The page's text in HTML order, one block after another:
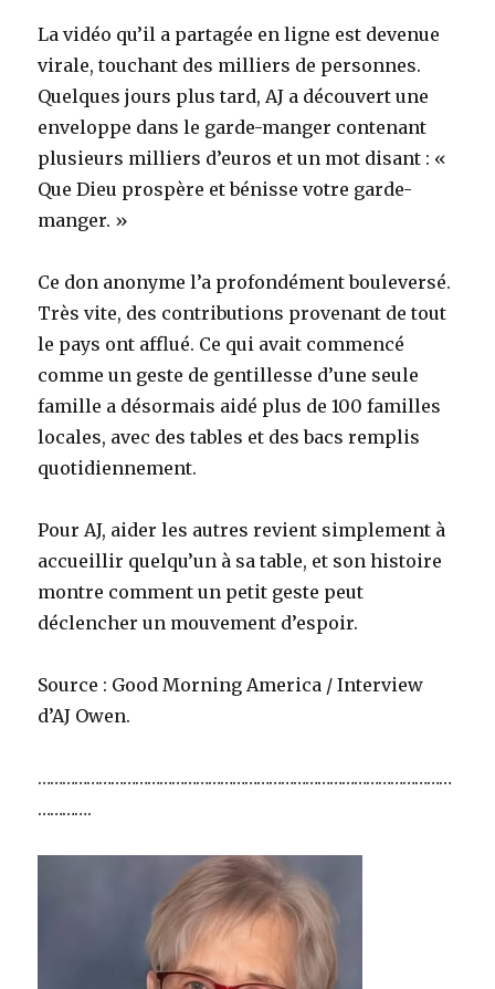
La vidéo qu’il a partagée en ligne est devenue
virale, touchant des milliers de personnes.
Quelques jours plus tard, AJ a découvert une
enveloppe dans le garde-manger contenant
plusieurs milliers d’euros et un mot disant : «
Que Dieu prospère et bénisse votre garde-
manger. »
Ce don anonyme l’a profondément bouleversé.
Très vite, des contributions provenant de tout
le pays ont afflué. Ce qui avait commencé
comme un geste de gentillesse d’une seule
famille a désormais aidé plus de 100 familles
locales, avec des tables et des bacs remplis
quotidiennement.
Pour AJ, aider les autres revient simplement à
accueillir quelqu’un à sa table, et son histoire
montre comment un petit geste peut
déclencher un mouvement d’espoir.
Source : Good Morning America / Interview
d’AJ Owen.
…………………………………………………………………………………………
………….